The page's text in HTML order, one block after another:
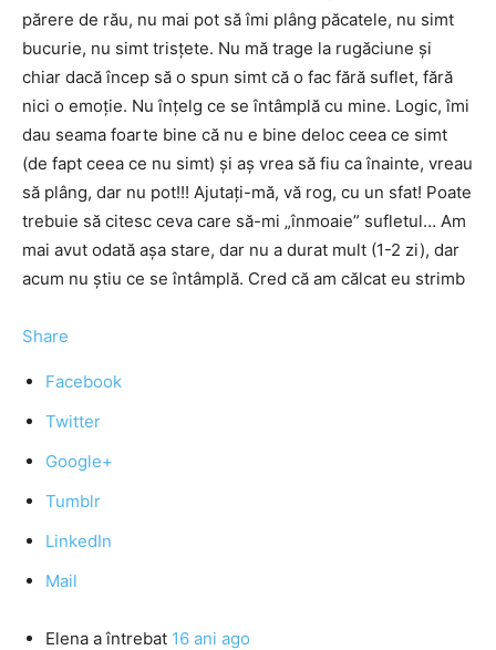
părere de rău, nu mai pot să îmi plâng păcatele, nu simt
bucurie, nu simt trisţete. Nu mă trage la rugăciune şi
chiar dacă încep să o spun simt că o fac fără suflet, fără
nici o emoţie. Nu înţelg ce se întâmplă cu mine. Logic, îmi
dau seama foarte bine că nu e bine deloc ceea ce simt
(de fapt ceea ce nu simt) şi aş vrea să fiu ca înainte, vreau
să plâng, dar nu pot!!! Ajutaţi-mă, vă rog, cu un sfat! Poate
trebuie să citesc ceva care să-mi „înmoaie” sufletul… Am
mai avut odată aşa stare, dar nu a durat mult (1-2 zi), dar
acum nu ştiu ce se întâmplă. Cred că am călcat eu strimb
Share
Facebook
Twitter
Google+
Tumblr
LinkedIn
Mail
Elena a întrebat 16 ani ago